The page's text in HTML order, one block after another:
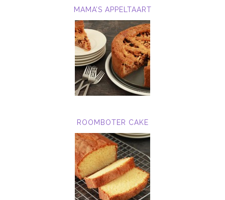
MAMA’S APPELTAART
ROOMBOTER CAKE